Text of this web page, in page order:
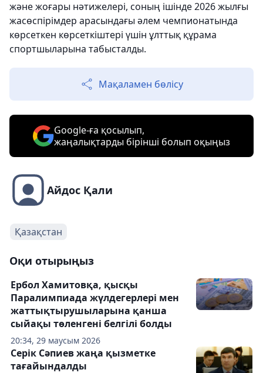
және жоғары нәтижелері, соның ішінде 2026 жылғы
жасөспірімдер арасындағы әлем чемпионатында
көрсеткен көрсеткіштері үшін ұлттық құрама
спортшыларына табысталды.
Мақаламен бөлісу
Google-ға қосылып,
жаңалықтарды бірінші болып оқыңыз
Айдос Қали
Қазақстан
Оқи отырыңыз
20:34, 29 маусым 2026
Ербол Хамитовқа, қысқы
Паралимпиада жүлдегерлері мен
жаттықтырушыларына қанша
сыйақы төленгені белгілі болды
Серік Сәпиев жаңа қызметке
тағайындалды